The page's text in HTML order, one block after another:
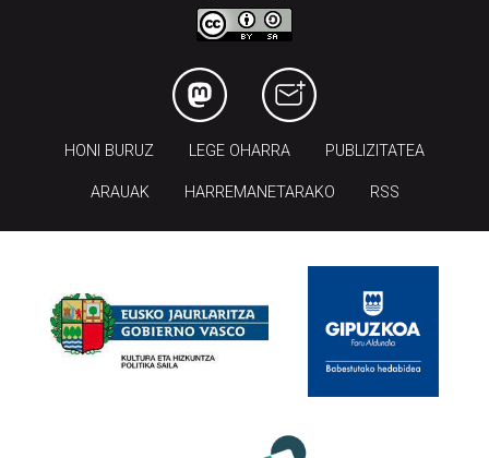
HONI BURUZ LEGE OHARRA PUBLIZITATEA
ARAUAK HARREMANETARAKO RSS